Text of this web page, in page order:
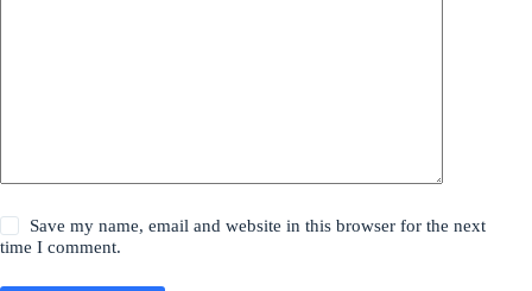
Save my name, email and website in this browser for the next
time I comment.